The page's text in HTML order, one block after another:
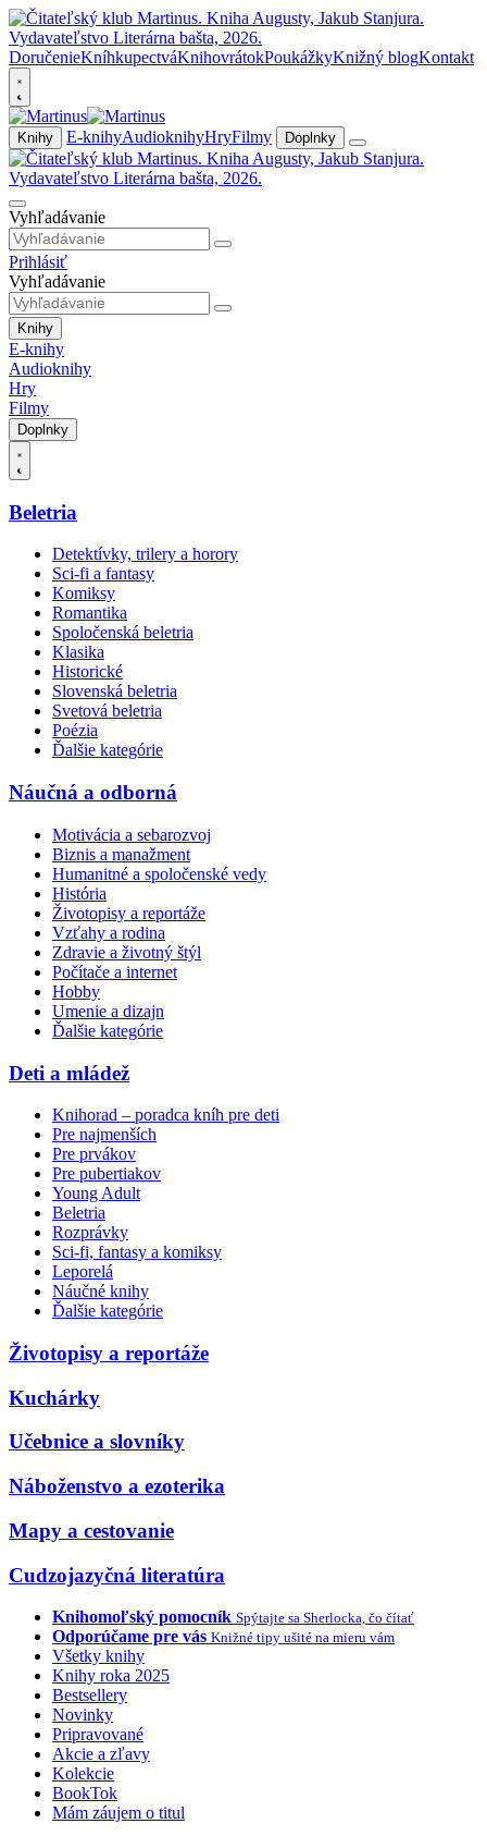
DoručenieKníhkupectváKnihovrátokPoukážkyKnižný blogKontakt
Knihy E-knihyAudioknihyHryFilmy Doplnky
Vyhľadávanie
Prihlásiť
Vyhľadávanie
Knihy
E-knihy
Audioknihy
Hry
Filmy
Doplnky
Beletria
Detektívky, trilery a horory
Sci-fi a fantasy
Komiksy
Romantika
Spoločenská beletria
Klasika
Historické
Slovenská beletria
Svetová beletria
Poézia
Ďalšie kategórie
Náučná a odborná
Motivácia a sebarozvoj
Biznis a manažment
Humanitné a spoločenské vedy
História
Životopisy a reportáže
Vzťahy a rodina
Zdravie a životný štýl
Počítače a internet
Hobby
Umenie a dizajn
Ďalšie kategórie
Deti a mládež
Knihorad – poradca kníh pre deti
Pre najmenších
Pre prvákov
Pre pubertiakov
Young Adult
Beletria
Rozprávky
Sci-fi, fantasy a komiksy
Leporelá
Náučné knihy
Ďalšie kategórie
Životopisy a reportáže
Kuchárky
Učebnice a slovníky
Náboženstvo a ezoterika
Mapy a cestovanie
Cudzojazyčná literatúra
Knihomoľský pomocník Spýtajte sa Sherlocka, čo čítať
Odporúčame pre vás Knižné tipy ušité na mieru vám
Všetky knihy
Knihy roka 2025
Bestsellery
Novinky
Pripravované
Akcie a zľavy
Kolekcie
BookTok
Mám záujem o titul